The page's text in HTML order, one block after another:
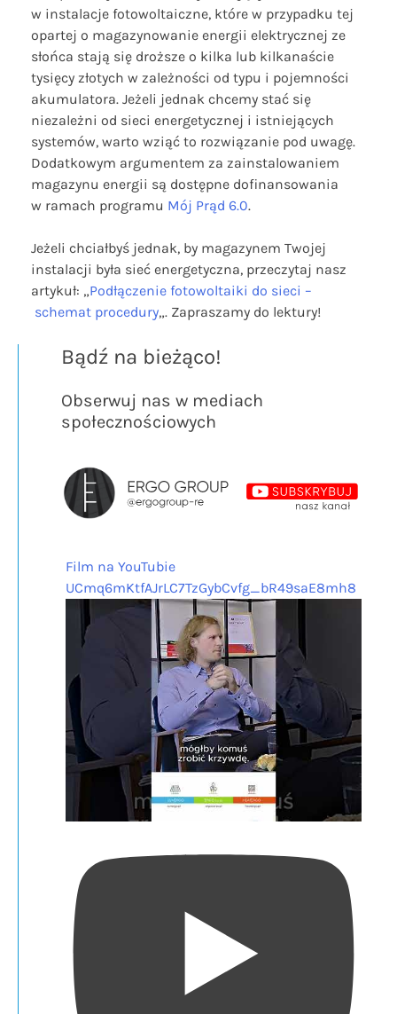
w instalacje fotowoltaiczne, które w przypadku tej
opartej o magazynowanie energii elektrycznej ze
słońca stają się droższe o kilka lub kilkanaście
tysięcy złotych w zależności od typu i pojemności
akumulatora. Jeżeli jednak chcemy stać się
niezależni od sieci energetycznej i istniejących
systemów, warto wziąć to rozwiązanie pod uwagę.
Dodatkowym argumentem za zainstalowaniem
magazynu energii są dostępne dofinansowania
w ramach programu Mój Prąd 6.0.
Jeżeli chciałbyś jednak, by magazynem Twojej
instalacji była sieć energetyczna, przeczytaj nasz
artykuł: „Podłączenie fotowoltaiki do sieci –
schemat procedury„. Zapraszamy do lektury!
Bądź na bieżąco!
Obserwuj nas w mediach
społecznościowych
Film na YouTubie
UCmq6mKtfAJrLC7TzGybCvfg_bR49saE8mh8